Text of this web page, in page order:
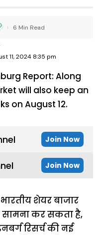
11, 2024 8:35 pm
6 Min Read
Join Now
Join Now
भारतीय शेयर बाजार
सामना कर सकता है,
रिसर्च की नई